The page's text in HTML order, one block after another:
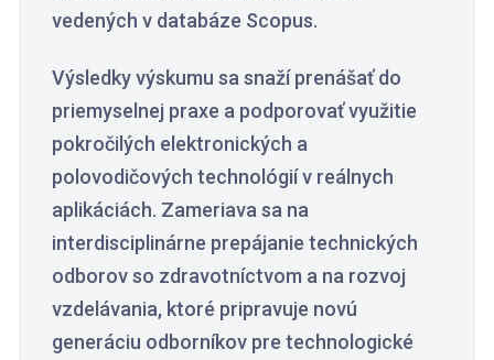
vedených v databáze Scopus.
Výsledky výskumu sa snaží prenášať do
priemyselnej praxe a podporovať využitie
pokročilých elektronických a
polovodičových technológií v reálnych
aplikáciách. Zameriava sa na
interdisciplinárne prepájanie technických
odborov so zdravotníctvom a na rozvoj
vzdelávania, ktoré pripravuje novú
generáciu odborníkov pre technologické